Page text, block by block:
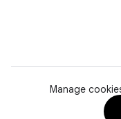
Manage